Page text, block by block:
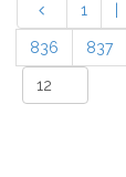
1
836 837